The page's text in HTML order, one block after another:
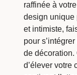
raffinée à
design unique
et intimiste,
pour
de décoration.
d’élever votre